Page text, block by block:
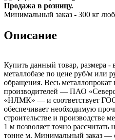
Продажа в розницу.
Минимальный заказ - 300 кг
Описание
Купить данный товар, размера
металлобазе по цене руб/м или
обращения. Весь
производителей — ПАО
«НЛМК» — и соответствует
обеспечивает необходимую
строительстве и производстве
1 м позволяет точно
тонне м. Минимальный заказ —